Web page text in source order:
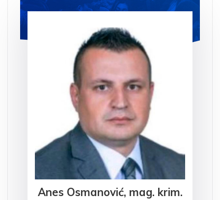
Anes Osmanović, mag. krim.